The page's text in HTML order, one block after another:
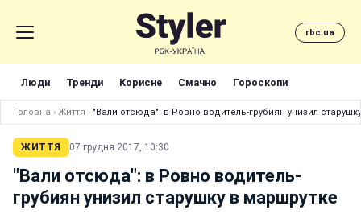
rbc.ua
Люди Тренди Корисне Смачно Гороскопи
Головна › Життя › "Вали отсюда": в Ровно водитель-грубиян унизил
ЖИТТЯ 07 грудня 2017, 10:30
"Вали отсюда": в Ровно водитель-
грубиян унизил старушку в маршрутке